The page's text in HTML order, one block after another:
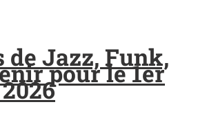
de Jazz, Funk,
pour le 1er